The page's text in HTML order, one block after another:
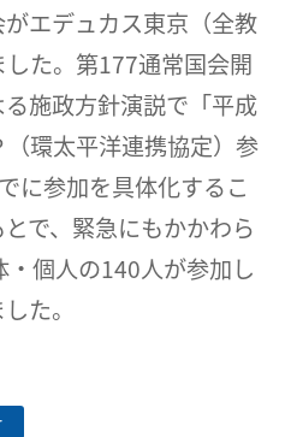
エデュカス東京（全教
た。第177通常国会開
施政方針演説で「平成
環太平洋連携協定）参
に参加を具体化するこ
で、緊急にもかかわら
個人の140人が参加し
た。